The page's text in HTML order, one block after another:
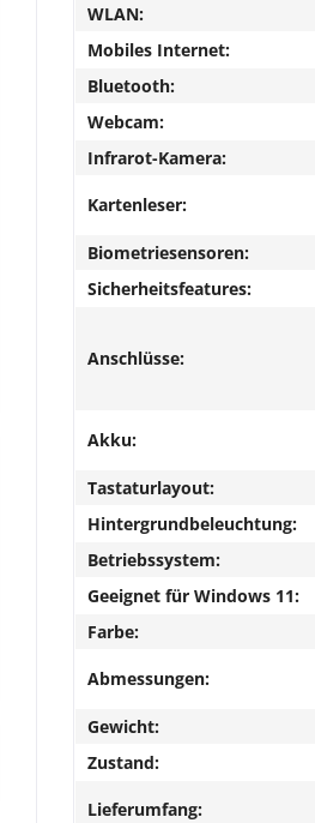
WLAN:
Mobiles Internet:
Bluetooth:
Webcam:
Infrarot-Kamera:
Kartenleser:
Biometriesensoren:
Sicherheitsfeatures:
Anschlüsse:
Akku:
Tastaturlayout:
Hintergrundbeleuchtung:
Betriebssystem:
Geeignet für Windows 11:
Farbe:
Abmessungen:
Gewicht:
Zustand:
Lieferumfang: